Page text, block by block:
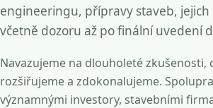
engineeringu, přípravy staveb, jejich
včetně dozoru až po finální uvedení
Navazujeme na dlouholeté zkušenosti,
rozšiřujeme a zdokonalujeme.
významnými investory, stavebními